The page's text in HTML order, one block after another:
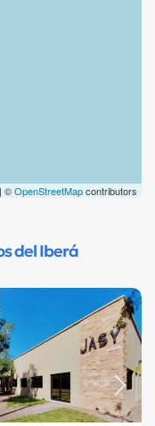
| ©OpenStreetMapcontributors
del Iberá